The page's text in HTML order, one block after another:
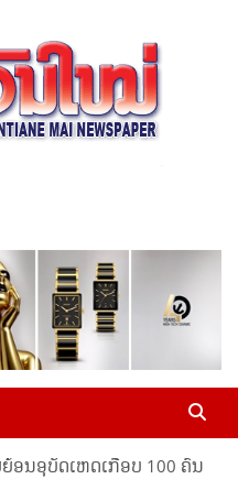
ອນອຸບັດເຫດເກືອບ 100 ຄົນ